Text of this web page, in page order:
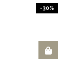
-30%